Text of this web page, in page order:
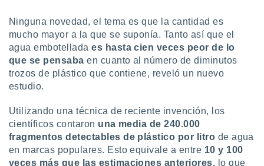
cookies
aceptar
de
sitio
te
sean
el sitio
Ninguna novedad, el tema es que la cantidad es
mucho mayor a la que se suponía. Tanto así que el
agua embotelladaes hasta cien veces peor de lo
que se pensaba en cuanto al número de diminutos
trozos de plástico que contiene, reveló un nuevo
estudio.
Utilizando una técnica de reciente invención, los
científicos contaron una media de 240.000
fragmentos detectables de plástico por litro de agua
en marcas populares. Esto equivale a entre 10 y 100
veces más que las estimaciones anteriores, lo que